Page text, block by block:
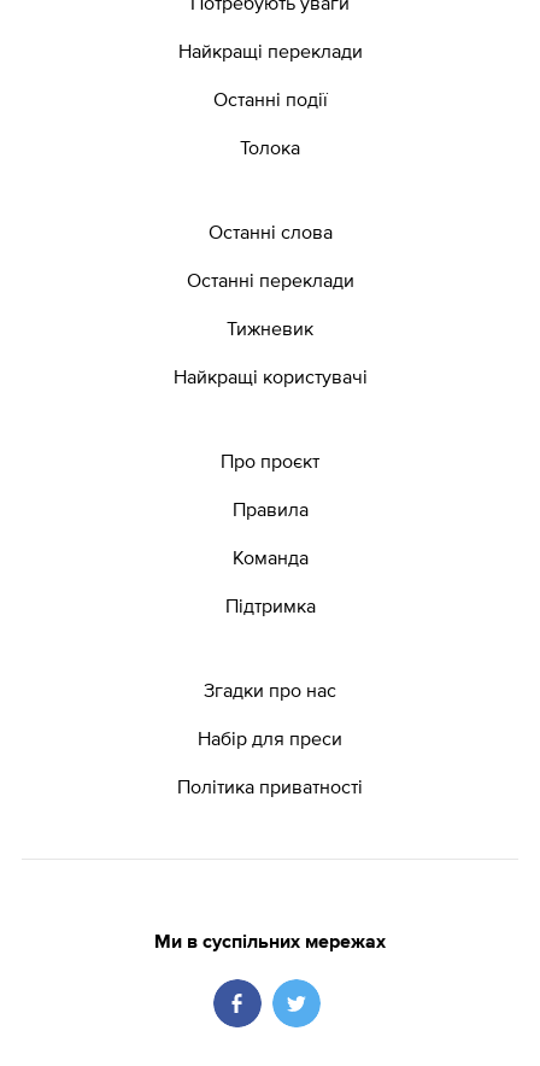
Найкращі переклади
Останні події
Толока
Останні слова
Останні переклади
Тижневик
Найкращі користувачі
Про проєкт
Правила
Команда
Підтримка
Згадки про нас
Набір для преси
Політика приватності
Ми в суспільних мережах